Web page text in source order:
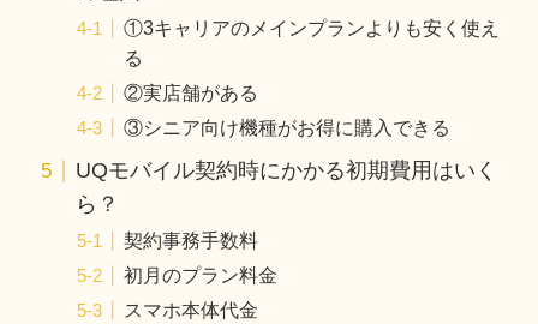
①3キャリアのメインプランよりも安く使え
る
②実店舗がある
③シニア向け機種がお得に購入できる
UQモバイル契約時にかかる初期費用はいく
ら？
契約事務手数料
初月のプラン料金
スマホ本体代金